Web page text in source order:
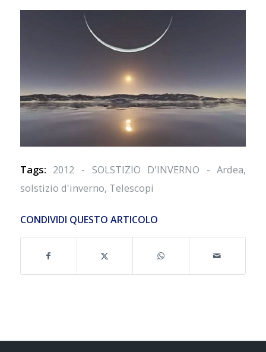
Tags: 2012 - SOLSTIZIO D'INVERNO - Ardea,
solstizio d'inverno, Telescopi
CONDIVIDI QUESTO ARTICOLO